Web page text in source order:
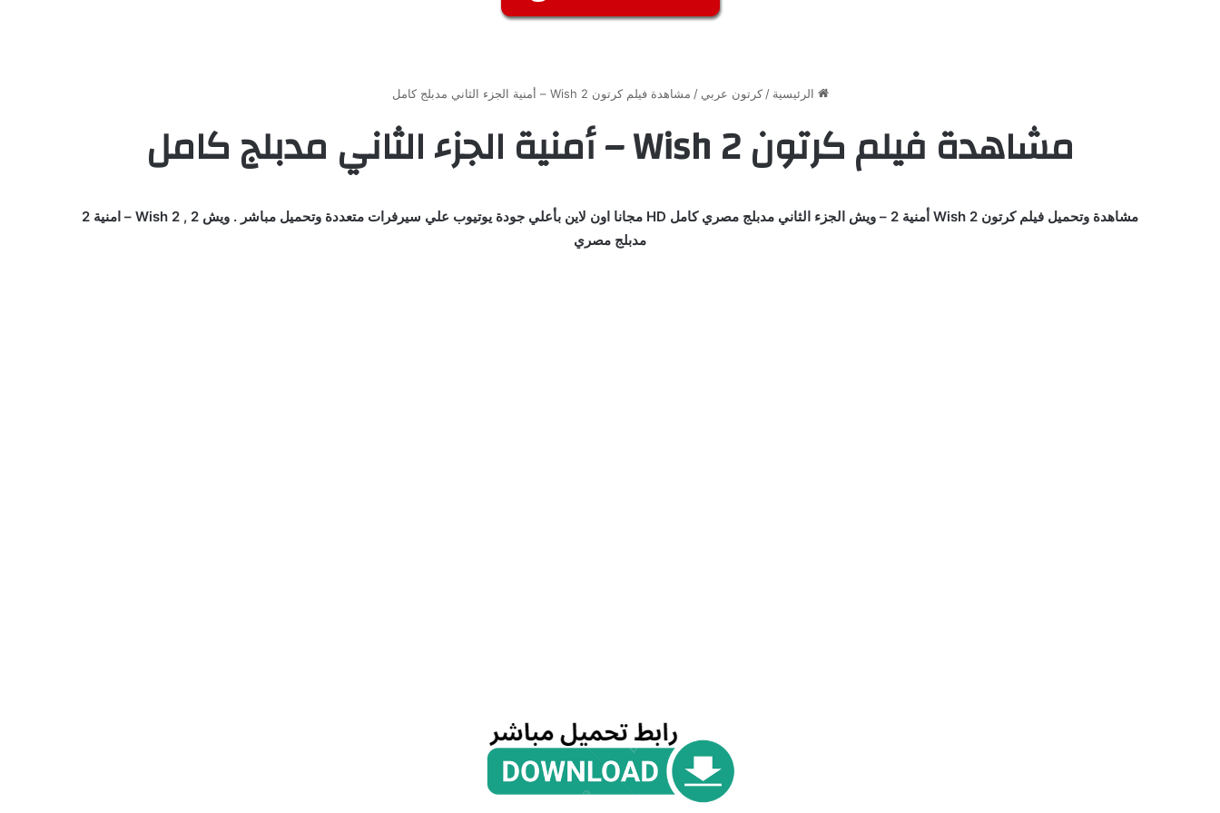
الرئيسية / كرتون عربي / مشاهدة فيلم كرتون Wish 2 – أمنية الجزء الثاني مدبلج كامل
مشاهدة فيلم كرتون Wish 2 – أمنية الجزء الثاني مدبلج كامل
مشاهدة وتحميل فيلم كرتون Wish 2 أمنية 2 – ويش الجزء الثاني مدبلج مصري كامل HD مجانا اون لاين بأعلي جودة يوتيوب علي سيرفرات متعددة وتحميل مباشر . ويش 2 , Wish 2 – امنية 2
مدبلج مصري